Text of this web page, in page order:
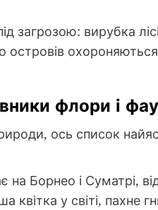
загрозою: вирубка
островів
флори і
ось список
на Борнео і Суматрі,
квітка у світі, пахне